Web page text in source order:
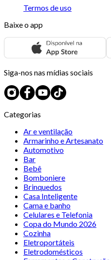
Termos de uso
Baixe o app
Siga-nos nas mídias sociais
Categorias
Ar e ventilação
Armarinho e Artesanato
Automotivo
Bar
Bebê
Bomboniere
Brinquedos
Casa Inteligente
Cama e banho
Celulares e Telefonia
Copa do Mundo 2026
Cozinha
Eletroportáteis
Eletrodomésticos